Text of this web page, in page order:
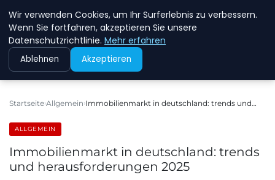
NEW ENERGY JOBS
Startseite Allgemein Immobilienmarkt in deutschland: trends und…
ALLGEMEIN
Immobilienmarkt in deutschland: trends
und herausforderungen 2025
Wir verwenden Cookies, um Ihr Surferlebnis zu verbessern.
Wenn Sie fortfahren, akzeptieren Sie unsere
Datenschutzrichtlinie. Mehr erfahren
Ablehnen Akzeptieren